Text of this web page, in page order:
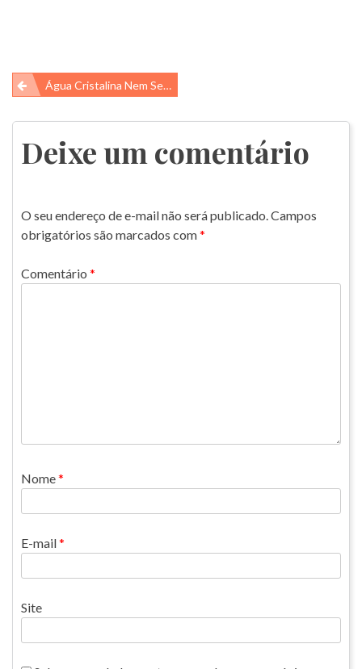
Navegação
de
Post
Água Cristalina Nem Sempre É Limpa…
Deixe um comentário
O seu endereço de e-mail não será publicado.Campos
obrigatórios são marcados com*
Comentário *
Nome*
E-mail*
Site